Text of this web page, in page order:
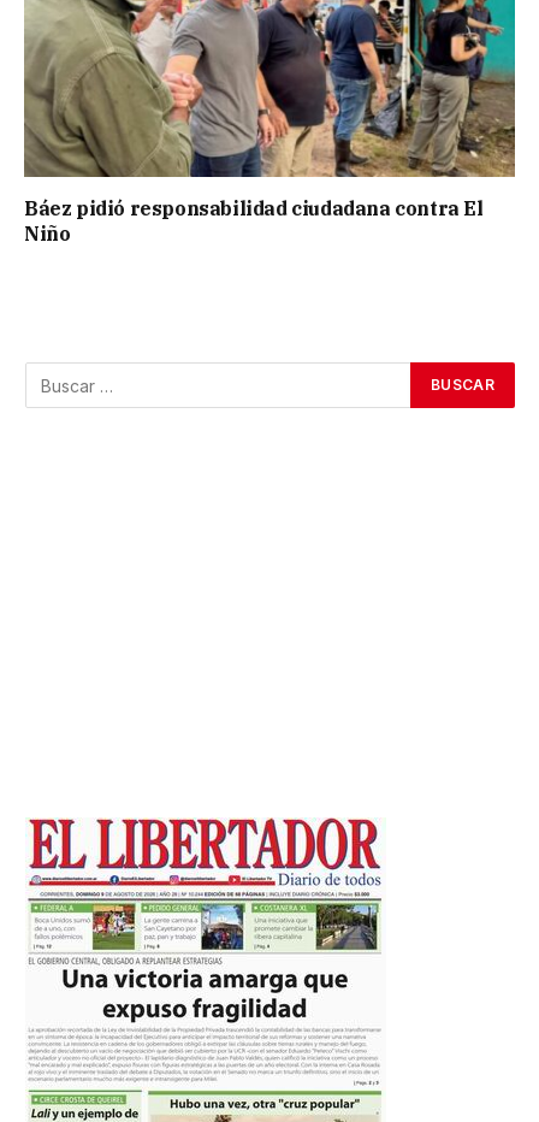
Báez pidió responsabilidad ciudadana contra El
Niño